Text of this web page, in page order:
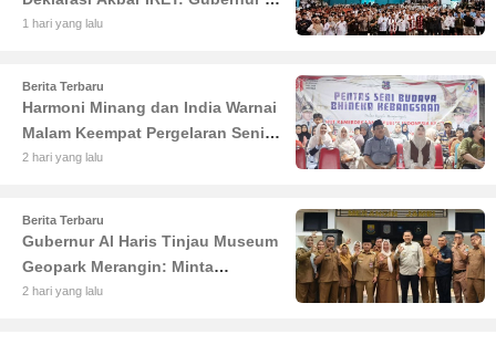
Haris Sentil Bahaya Judi Online
1 hari yang lalu
Berita Terbaru
Harmoni Minang dan India Warnai
Malam Keempat Pergelaran Seni
Budaya di Alun-Alun Kuala
2 hari yang lalu
Berita Terbaru
Gubernur Al Haris Tinjau Museum
Geopark Merangin: Minta
Pengelola Genjot Inovasi dan
2 hari yang lalu